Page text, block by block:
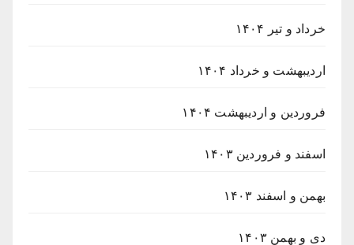
خرداد و تیر ۱۴۰۴
اردیبهشت و خرداد ۱۴۰۴
فروردین و اردیبهشت ۱۴۰۴
اسفند و فروردین ۱۴۰۳
بهمن و اسفند ۱۴۰۳
دی و بهمن ۱۴۰۳